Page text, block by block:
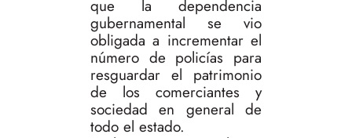
que la dependencia
gubernamental se vio
obligada a incrementar el
número de policías para
resguardar el patrimonio
de los comerciantes y
sociedad en general de
todo el estado.